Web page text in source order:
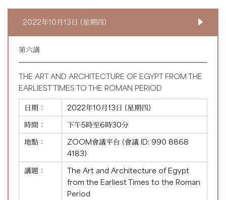
2022年10月13日 (星期四)
第六講
THE ART AND ARCHITECTURE OF EGYPT FROM THE
EARLIEST TIMES TO THE ROMAN PERIOD
日期：
2022年10月13日 (星期四)
時間：
下午5時至6時30分
地點：
ZOOM會議平台 (會議 ID: 990 8868
4183)
講題：
The Art and Architecture of Egypt
from the Earliest Times to the Roman
Period